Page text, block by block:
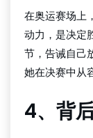
在奥运赛场上
动力，是决定
节，告诫自己
她在决赛中从
4、背